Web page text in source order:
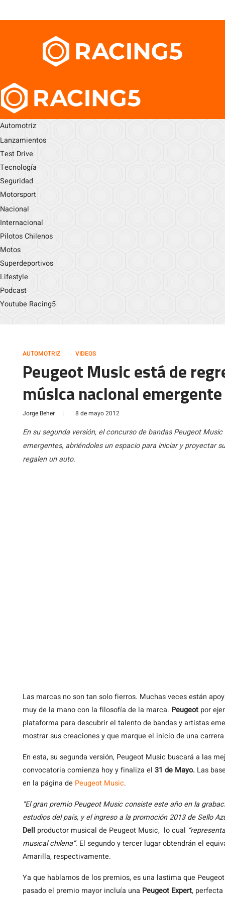
Automotriz
Lanzamientos
Test Drive
Tecnología
Seguridad
Motorsport
Nacional
Internacional
Pilotos Chilenos
Motos
Superdeportivos
Lifestyle
Podcast
Youtube Racing5
AUTOMOTRIZ VIDEOS
Peugeot Music está de
música nacional emergente
Jorge Beher | 8 de mayo 2012
En su segunda versión, el concurso de bandas Peugeot
emergentes, abriéndoles un espacio para iniciar y proyectar
regalen un auto.
Las marcas no son tan solo fierros. Muchas veces están
muy de la mano con la filosofía de la marca. Peugeot por
plataforma para descubrir el talento de bandas y artistas
mostrar sus creaciones y que marque el inicio de una
En esta, su segunda versión, Peugeot Music buscará a las
convocatoria comienza hoy y finaliza el 31 de Mayo. Las
en la página de Peugeot Music.
“El gran premio Peugeot Music consiste este año en la
estudios del país, y el ingreso a la promoción 2013 de Sello
Dell productor musical de Peugeot Music, lo cual
musical chilena”. El segundo y tercer lugar obtendrán el
Amarilla, respectivamente.
Ya que hablamos de los premios, es una lastima que
pasado el premio mayor incluía una Peugeot Expert, perfecta